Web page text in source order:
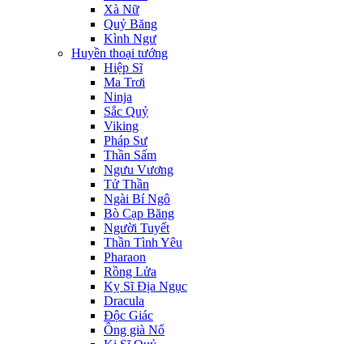
Xà Nữ
Quỷ Băng
Kình Ngư
Huyền thoại tướng
Hiệp Sĩ
Ma Trơi
Ninja
Sắc Quỷ
Viking
Pháp Sư
Thần Sấm
Ngưu Vương
Tử Thần
Ngài Bí Ngô
Bò Cạp Băng
Người Tuyết
Thần Tình Yêu
Pharaon
Rồng Lửa
Kỵ Sĩ Địa Ngục
Dracula
Độc Giác
Ông già Nổ